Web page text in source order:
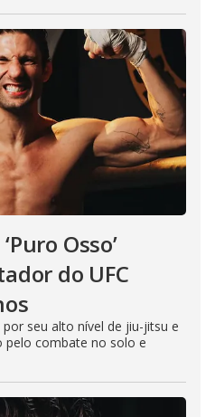
Osso’
do UFC
seu alto nível de jiu-jitsu e
pelo combate no solo e